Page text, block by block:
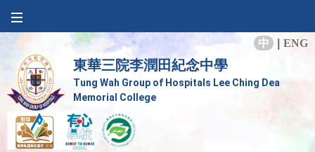
中 ENG
東華三院李潤田紀念中學
Tung Wah Group of Hospitals Lee Ching Dea
Memorial College